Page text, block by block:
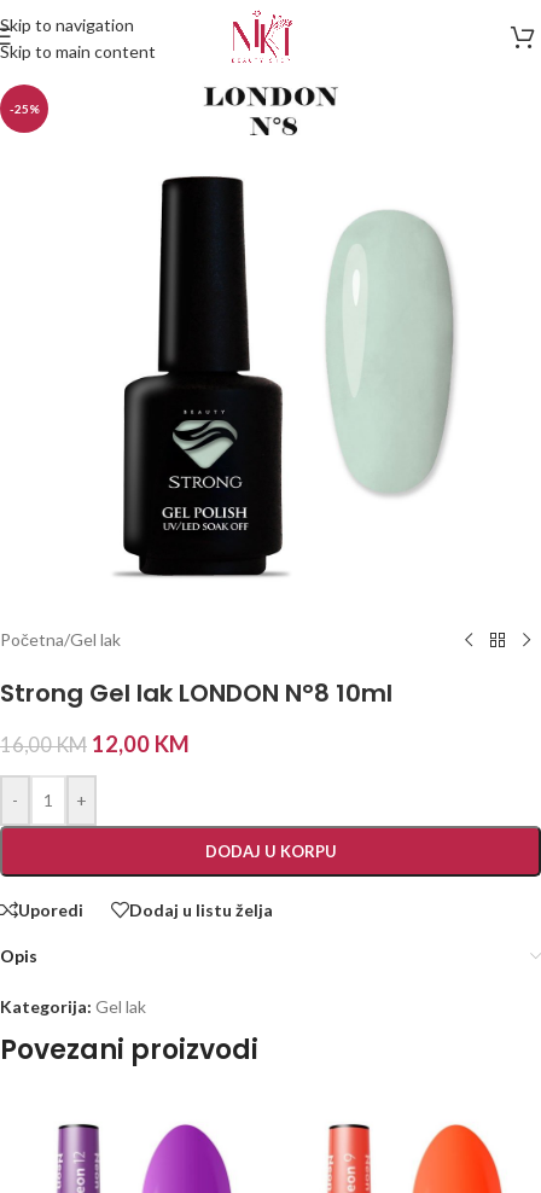
Skip to navigation
Skip to main content
-25%
Početna/Gel lak
Strong Gel lak LONDON N°8 10ml
16,00KM 12,00 KM
- +
DODAJ U KORPU
Uporedi Dodaj u listu želja
Opis
Kategorija: Gel lak
Povezani proizvodi